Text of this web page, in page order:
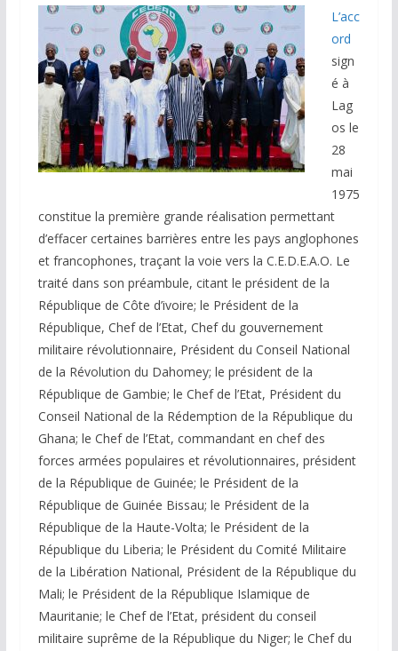
L’acc
ord
sign
é à
Lag
os le
28
mai
1975
constitue la première grande réalisation permettant
d’effacer certaines barrières entre les pays anglophones
et francophones, traçant la voie vers la C.E.D.E.A.O. Le
traité dans son préambule, citant le président de la
République de Côte d’ivoire; le Président de la
République, Chef de l’Etat, Chef du gouvernement
militaire révolutionnaire, Président du Conseil National
de la Révolution du Dahomey; le président de la
République de Gambie; le Chef de l’Etat, Président du
Conseil National de la Rédemption de la République du
Ghana; le Chef de l’Etat, commandant en chef des
forces armées populaires et révolutionnaires, président
de la République de Guinée; le Président de la
République de Guinée Bissau; le Président de la
République de la Haute-Volta; le Président de la
République du Liberia; le Président du Comité Militaire
de la Libération National, Président de la République du
Mali; le Président de la République Islamique de
Mauritanie; le Chef de l’Etat, président du conseil
militaire suprême de la République du Niger; le Chef du